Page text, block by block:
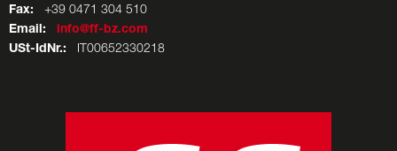
Fax: +39 0471 304 510
Email:
info@ff-bz.com
USt-IdNr.: IT00652330218